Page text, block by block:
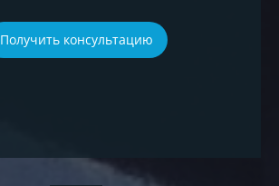
Получить консультацию